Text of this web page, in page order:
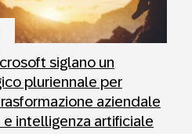
siglano un
pluriennale per
aziendale
intelligenza artificiale